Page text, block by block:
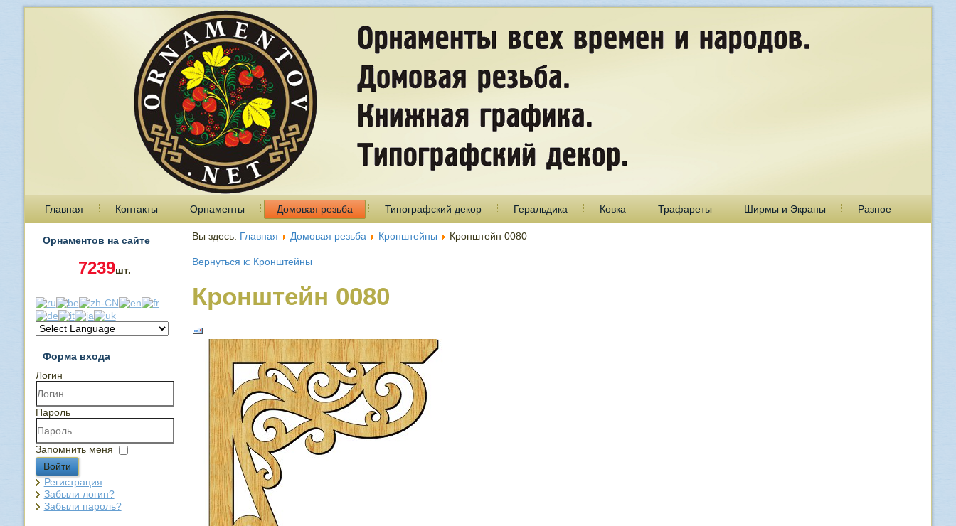
Главная Контакты Орнаменты Домовая резьба Типографский декор Геральдика Ковка Трафареты Ширмы и Экраны Разное
Орнаментов на сайте
7239шт.
Форма входа
Логин
Пароль
Запомнить меня
Войти
Регистрация
Забыли логин?
Забыли пароль?
Вы здесь: Главная Домовая резьба Кронштейны Кронштейн 0080
Вернуться к: Кронштейны
Кронштейн 0080